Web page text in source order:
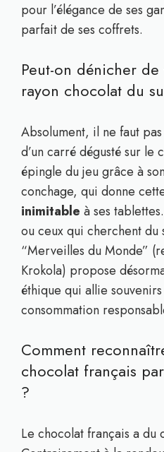
pour l’élégance de ses
parfait de ses coffrets.
Peut-on dénicher
rayon chocolat du
Absolument, il ne faut
d’un carré dégusté sur le
épingle du jeu grâce à
conchage, qui donne
inimitable à ses
ou ceux qui cherchent du
“Merveilles du Monde”
Krokola) propose
éthique qui allie
consommation
Comment
chocolat français
?
Le chocolat français a du